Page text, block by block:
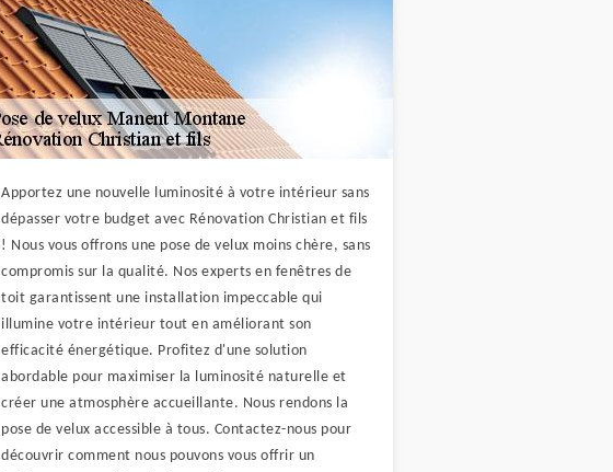
Apportez une nouvelle luminosité à votre intérieur sans
dépasser votre budget avec Rénovation Christian et fils
! Nous vous offrons une pose de velux moins chère, sans
compromis sur la qualité. Nos experts en fenêtres de
toit garantissent une installation impeccable qui
illumine votre intérieur tout en améliorant son
efficacité énergétique. Profitez d'une solution
abordable pour maximiser la luminosité naturelle et
créer une atmosphère accueillante. Nous rendons la
pose de velux accessible à tous. Contactez-nous pour
découvrir comment nous pouvons vous offrir un